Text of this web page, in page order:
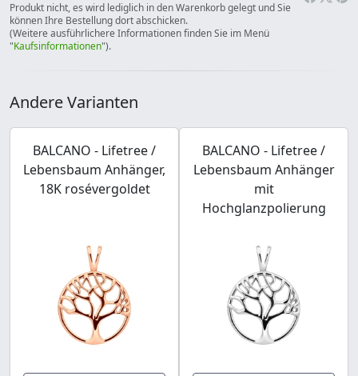
Produkt nicht, es wird lediglich in den Warenkorb gelegt und Sie
können Ihre Bestellung dort abschicken.
(Weitere ausführlichere Informationen finden Sie im Menü
"Kaufsinformationen").
Andere Varianten
BALCANO - Lifetree /
Lebensbaum Anhänger,
18K rosévergoldet
BALCANO - Lifetree /
Lebensbaum Anhänger
mit
Hochglanzpolierung